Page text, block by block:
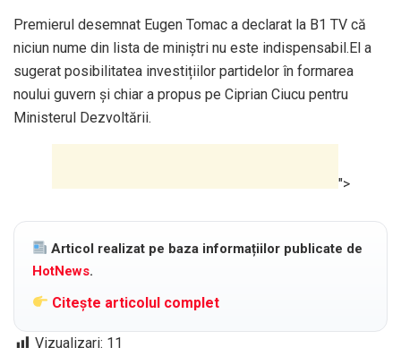
Premierul desemnat Eugen Tomac a declarat la B1 TV că
niciun nume din lista de miniștri nu este indispensabil.El a
sugerat posibilitatea investițiilor partidelor în formarea
noului guvern și chiar a propus pe Ciprian Ciucu pentru
Ministerul Dezvoltării.
">
Articol realizat pe baza informațiilor publicate de
HotNews.
Citește articolul complet
Vizualizari: 11